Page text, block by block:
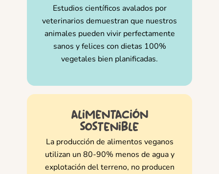
Estudios científicos avalados por
veterinarios demuestran que nuestros
animales pueden vivir perfectamente
sanos y felices con dietas 100%
vegetales bien planificadas.
alimentación
sostenible
La producción de alimentos veganos
utilizan un 80-90% menos de agua y
explotación del terreno, no producen